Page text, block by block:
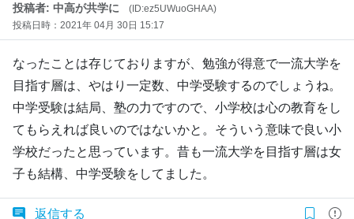
投稿者: 中高が共学に
(ID:ez5UWuoGHAA)
投稿日時：2021年 04月 30日 15:17
なったことは存じておりますが、勉強が得意で一流大学を
目指す層は、やはり一定数、中学受験するのでしょうね。
中学受験は結局、塾の力ですので、小学校は心の教育をし
てもらえれば良いのではないかと。そういう意味で良い小
学校だったと思っています。昔も一流大学を目指す層は女
子も結構、中学受験をしてました。
返信する